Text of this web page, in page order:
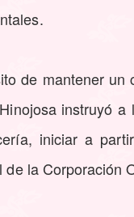
de mantener
instruyó
iniciar a
la Corporación